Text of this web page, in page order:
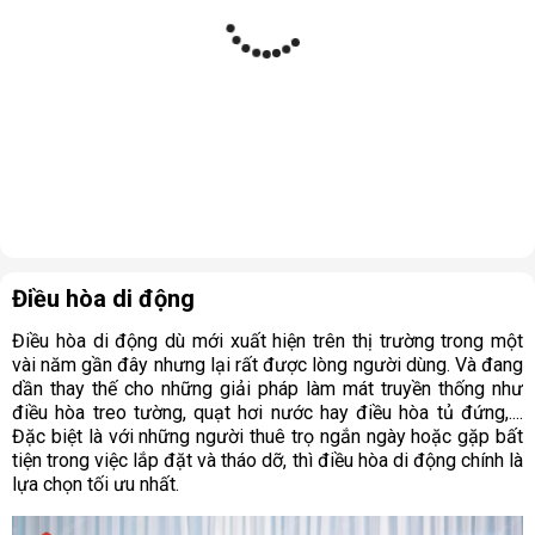
Điều hòa di động
Điều hòa di động dù mới xuất hiện trên thị trường trong một
vài năm gần đây nhưng lại rất được lòng người dùng. Và đang
dần thay thế cho những giải pháp làm mát truyền thống như
điều hòa treo tường, quạt hơi nước hay điều hòa tủ đứng,....
Đặc biệt là với những người thuê trọ ngắn ngày hoặc gặp bất
tiện trong việc lắp đặt và tháo dỡ, thì điều hòa di động chính là
lựa chọn tối ưu nhất.